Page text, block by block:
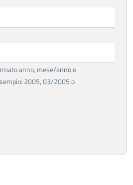
anno, mese/anno o
2005, 03/2005 o